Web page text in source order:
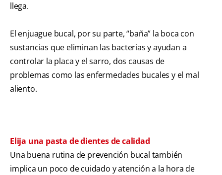
llega.
El enjuague bucal, por su parte, “baña” la boca con
sustancias que eliminan las bacterias y ayudan a
controlar la placa y el sarro, dos causas de
problemas como las enfermedades bucales y el mal
aliento.
Elija una pasta de dientes de calidad
Una buena rutina de prevención bucal también
implica un poco de cuidado y atención a la hora de